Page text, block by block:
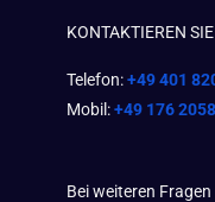
KONTAKTIEREN
Telefon:+49 401
Mobil:+49 176
Bei weiteren Fragen